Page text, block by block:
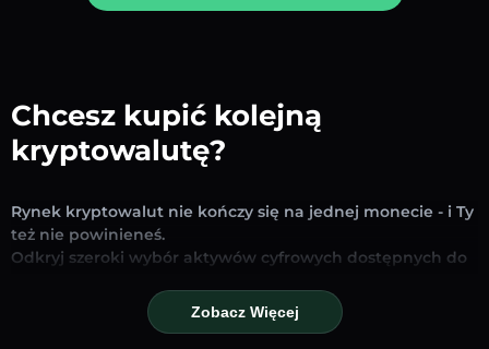
Chcesz kupić kolejną
kryptowalutę?
Rynek kryptowalut nie kończy się na jednej monecie - i Ty
też nie powinieneś.
Odkryj szeroki wybór aktywów cyfrowych dostępnych do
tego, czy szukasz uznanych stablecoinów, obiecujących
altcoinów czy nowych trendujących tokenów – znajdziesz
Zobacz Więcej